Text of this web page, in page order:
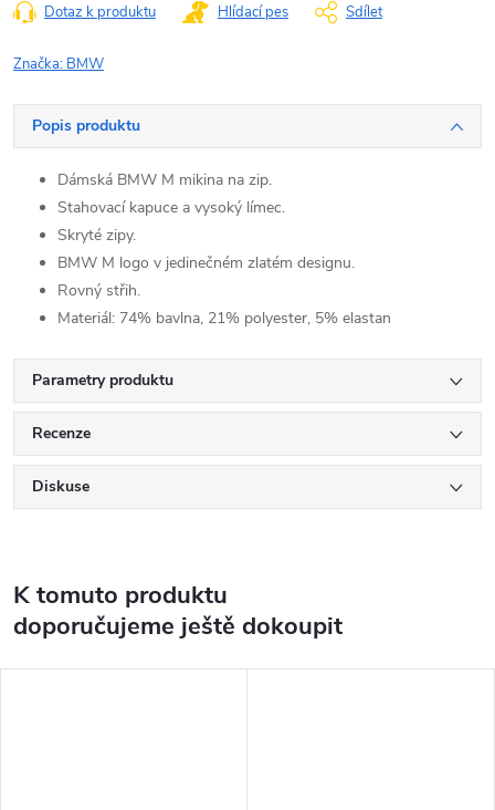
Dotaz k produktu Hlídací pes Sdílet
Značka: BMW
Popis produktu
Dámská BMW M mikina na zip.
Stahovací kapuce a vysoký límec.
Skryté zipy.
BMW M logo v jedinečném zlatém designu.
Rovný střih.
Materiál: 74% bavlna, 21% polyester, 5% elastan
Parametry produktu
Recenze
Diskuse
K tomuto produktu
doporučujeme ještě dokoupit